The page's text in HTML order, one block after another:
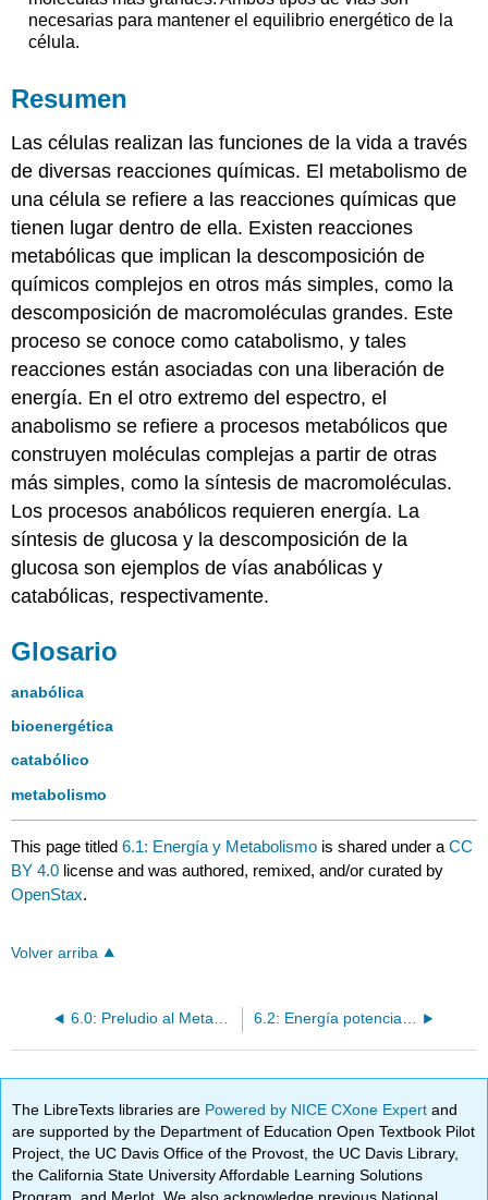
necesarias para mantener el equilibrio energético de la
célula.
Resumen
Las células realizan las funciones de la vida a través
de diversas reacciones químicas. El metabolismo de
una célula se refiere a las reacciones químicas que
tienen lugar dentro de ella. Existen reacciones
metabólicas que implican la descomposición de
químicos complejos en otros más simples, como la
descomposición de macromoléculas grandes. Este
proceso se conoce como catabolismo, y tales
reacciones están asociadas con una liberación de
energía. En el otro extremo del espectro, el
anabolismo se refiere a procesos metabólicos que
construyen moléculas complejas a partir de otras
más simples, como la síntesis de macromoléculas.
Los procesos anabólicos requieren energía. La
síntesis de glucosa y la descomposición de la
glucosa son ejemplos de vías anabólicas y
catabólicas, respectivamente.
Glosario
anabólica
bioenergética
catabólico
metabolismo
This page titled6.1: Energía y Metabolismo is shared under aCC
BY 4.0 license and was authored, remixed, and/or curated by
OpenStax.
Volver arriba
6.0: Preludio al Metabolismo 6.2: Energía potencial, cinética, libre y de activación
The LibreTexts libraries are Powered by NICE CXone Expertand
are supported by the Department of Education Open Textbook Pilot
Project, the UC Davis Office of the Provost, the UC Davis Library,
the California State University Affordable Learning Solutions